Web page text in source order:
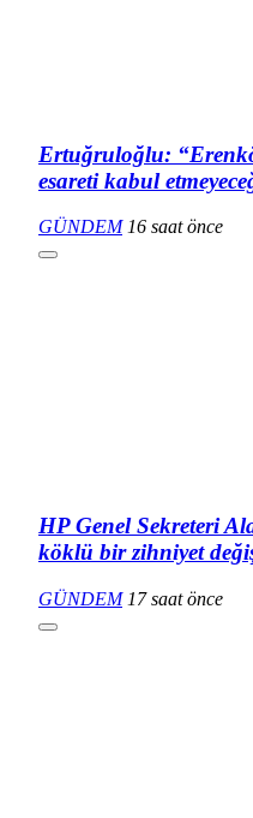
Ertuğruloğlu:
esareti kabul
GÜNDEM 16 saat önce
HP Genel Sekreteri
köklü bir zihniyet
GÜNDEM 17 saat önce